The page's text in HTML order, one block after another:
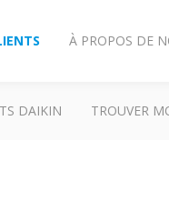
À PROPOS DE
DAIKIN TROUVER